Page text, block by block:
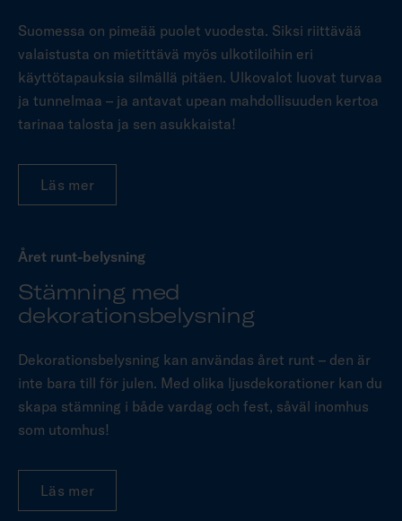
Suomessa on pimeää puolet vuodesta. Siksi riittävää
valaistusta on mietittävä myös ulkotiloihin eri
käyttötapauksia silmällä pitäen. Ulkovalot luovat turvaa
ja tunnelmaa – ja antavat upean mahdollisuuden kertoa
tarinaa talosta ja sen asukkaista!
Läs mer
Året runt-belysning
Stämning med
dekorationsbelysning
Dekorationsbelysning kan användas året runt – den är
inte bara till för julen. Med olika ljusdekorationer kan du
skapa stämning i både vardag och fest, såväl inomhus
som utomhus!
Läs mer